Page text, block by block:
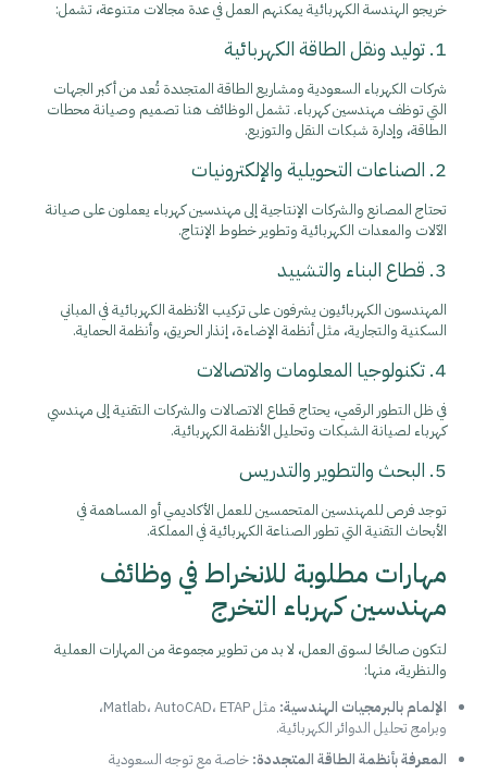
خريجو الهندسة الكهربائية يمكنهم العمل في عدة مجالات متنوعة، تشمل:
1. توليد ونقل الطاقة الكهربائية
شركات الكهرباء السعودية ومشاريع الطاقة المتجددة تُعد من أكبر الجهات
التي توظف مهندسين كهرباء. تشمل الوظائف هنا تصميم وصيانة محطات
الطاقة، وإدارة شبكات النقل والتوزيع.
2. الصناعات التحويلية والإلكترونيات
تحتاج المصانع والشركات الإنتاجية إلى مهندسين كهرباء يعملون على صيانة
الآلات والمعدات الكهربائية وتطوير خطوط الإنتاج.
3. قطاع البناء والتشييد
المهندسون الكهربائيون يشرفون على تركيب الأنظمة الكهربائية في المباني
السكنية والتجارية، مثل أنظمة الإضاءة، إنذار الحريق، وأنظمة الحماية.
4. تكنولوجيا المعلومات والاتصالات
في ظل التطور الرقمي، يحتاج قطاع الاتصالات والشركات التقنية إلى مهندسي
كهرباء لصيانة الشبكات وتحليل الأنظمة الكهربائية.
5. البحث والتطوير والتدريس
توجد فرص للمهندسين المتحمسين للعمل الأكاديمي أو المساهمة في
الأبحاث التقنية التي تطور الصناعة الكهربائية في المملكة.
مهارات مطلوبة للانخراط في وظائف
مهندسين كهرباء التخرج
لتكون صالحًا لسوق العمل، لا بد من تطوير مجموعة من المهارات العملية
والنظرية، منها:
الإلمام بالبرمجيات الهندسية:
مثل Matlab، AutoCAD، ETAP،
وبرامج تحليل الدوائر الكهربائية.
المعرفة بأنظمة الطاقة المتجددة: خاصة مع توجه السعودية